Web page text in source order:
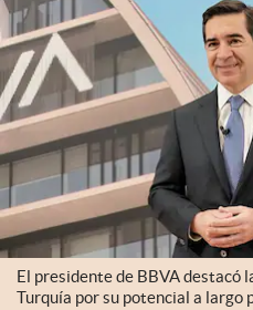
El presidente de BBVA destacó
Turquía por su potencial a largo